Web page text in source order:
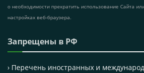
о необходимости прекратить использование Сайта
настройках веб-браузера.
Запрещены в РФ
› Перечень иностранных и